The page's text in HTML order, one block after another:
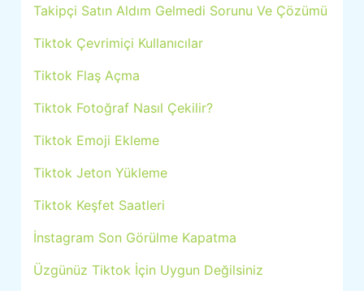
Takipçi Satın Aldım Gelmedi Sorunu Ve Çözümü
Tiktok Çevrimiçi Kullanıcılar
Tiktok Flaş Açma
Tiktok Fotoğraf Nasıl Çekilir?
Tiktok Emoji Ekleme
Tiktok Jeton Yükleme
Tiktok Keşfet Saatleri
İnstagram Son Görülme Kapatma
Üzgünüz Tiktok İçin Uygun Değilsiniz